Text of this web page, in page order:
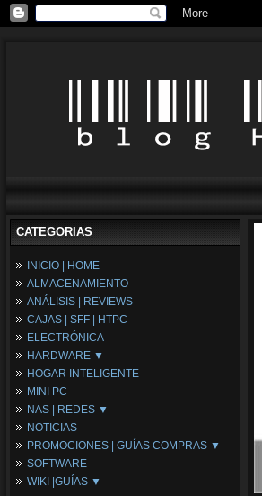
CATEGORIAS
INICIO | HOME
ALMACENAMIENTO
ANÁLISIS | REVIEWS
CAJAS | SFF | HTPC
ELECTRÓNICA
HARDWARE ▼
Fuentes de Alimentación
Memória RAM
Placas Base
Procesadores
Periféricos
Refrigeración
Tarjetas Gráficas
HOGAR INTELIGENTE
MINI PC
NAS | REDES ▼
NAS
Espacio Synology
Redes
NOTICIAS
PROMOCIONES | GUÍAS COMPRAS ▼
Configuraciones Ordenadores
Guías de Compras
SOFTWARE
WIKI |GUÍAS ▼